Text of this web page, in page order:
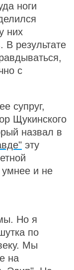
ноги
них
В результате
с
супруг,
Щукинского
назвал в
эту
умнее и не
Но я
по
Мы
на